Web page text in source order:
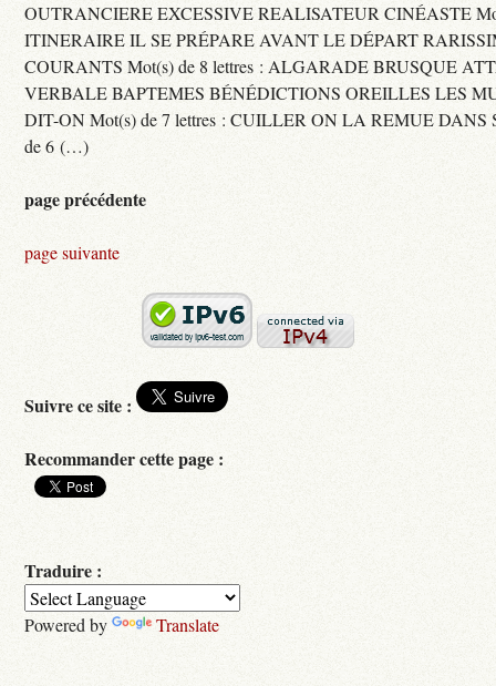
OUTRANCIERE EXCESSIVE REALISATEUR CINÉASTE
ITINERAIRE IL SE PRÉPARE AVANT LE DÉPART
COURANTS Mot(s) de 8 lettres : ALGARADE BRUSQUE
VERBALE BAPTEMES BÉNÉDICTIONS OREILLES LES
DIT-ON Mot(s) de 7 lettres : CUILLER ON LA REMUE DANS
de 6 (…)
page précédente
page suivante
Suivre ce site :
Recommander cette page :
Traduire :
Powered by Translate